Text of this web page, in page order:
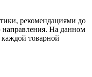
рекомендациями до
направления. На данном
каждой товарной